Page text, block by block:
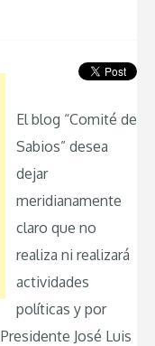
El blog “Comité de
Sabios” desea
dejar
meridianamente
claro que no
realiza ni realizará
actividades
políticas y por
José Luis